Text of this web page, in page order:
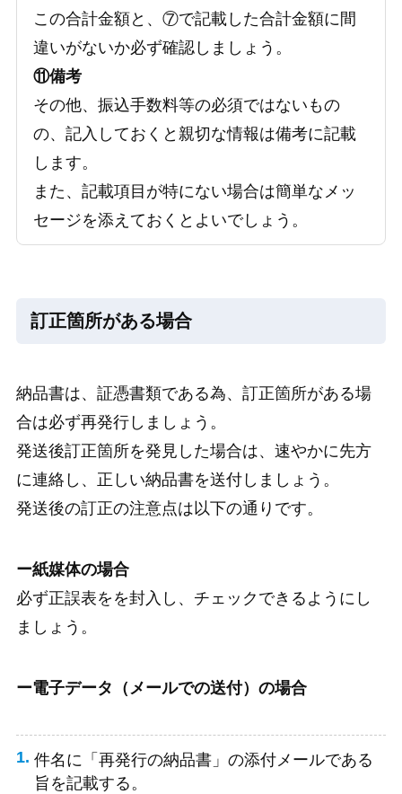
この合計金額と、⑦で記載した合計金額に間
違いがないか必ず確認しましょう。
⑪備考
その他、振込手数料等の必須ではないもの
の、記入しておくと親切な情報は備考に記載
します。
また、記載項目が特にない場合は簡単なメッ
セージを添えておくとよいでしょう。
訂正箇所がある場合
納品書は、証憑書類である為、訂正箇所がある場
合は必ず再発行しましょう。
発送後訂正箇所を発見した場合は、速やかに先方
に連絡し、正しい納品書を送付しましょう。
発送後の訂正の注意点は以下の通りです。
ー紙媒体の場合
必ず正誤表をを封入し、チェックできるようにし
ましょう。
ー電子データ（メールでの送付）の場合
件名に「再発行の納品書」の添付メールである
旨を記載する。